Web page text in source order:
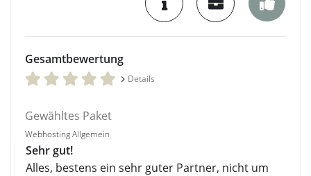
Gesamtbewertung
Details
Gewähltes Paket
Webhosting Allgemein
Sehr gut!
Alles, bestens ein sehr guter Partner, nicht um